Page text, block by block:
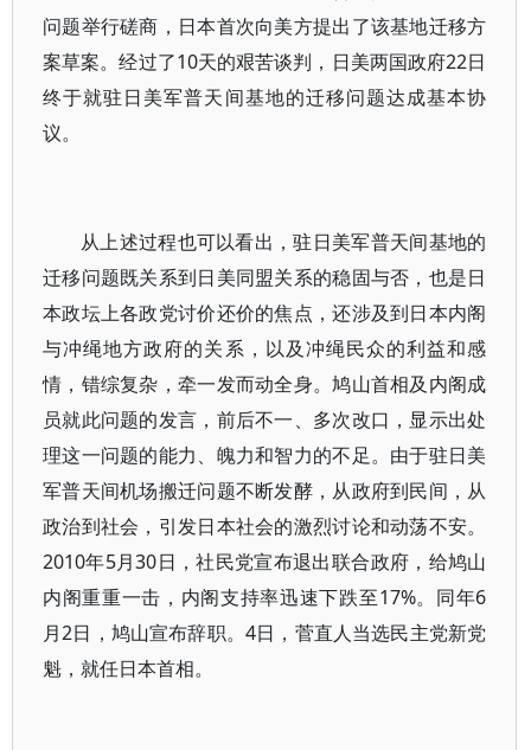
问题举行磋商，日本首次向美方提出了该基地迁移方
案草案。经过了10天的艰苦谈判，日美两国政府22日
终于就驻日美军普天间基地的迁移问题达成基本协
议。
从上述过程也可以看出，驻日美军普天间基地的
迁移问题既关系到日美同盟关系的稳固与否，也是日
本政坛上各政党讨价还价的焦点，还涉及到日本内阁
与冲绳地方政府的关系，以及冲绳民众的利益和感
情，错综复杂，牵一发而动全身。鸠山首相及内阁成
员就此问题的发言，前后不一、多次改口，显示出处
理这一问题的能力、魄力和智力的不足。由于驻日美
军普天间机场搬迁问题不断发酵，从政府到民间，从
政治到社会，引发日本社会的激烈讨论和动荡不安。
2010年5月30日，社民党宣布退出联合政府，给鸠山
内阁重重一击，内阁支持率迅速下跌至17%。同年6
月2日，鸠山宣布辞职。4日，菅直人当选民主党新党
魁，就任日本首相。